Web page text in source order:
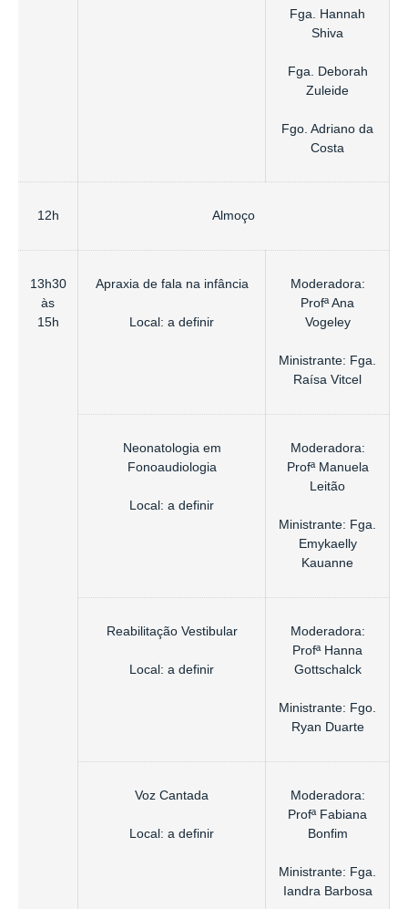
Fga. Hannah
Shiva
Fga. Deborah
Zuleide
Fgo. Adriano da
Costa
12h Almoço
13h30
às
15h
Apraxia de fala na infância
Local: a definir
Moderadora:
Profª Ana
Vogeley
Ministrante: Fga.
Raísa Vitcel
Neonatologia em
Fonoaudiologia
Local: a definir
Moderadora:
Profª Manuela
Leitão
Ministrante: Fga.
Emykaelly
Kauanne
Reabilitação Vestibular
Local: a definir
Moderadora:
Profª Hanna
Gottschalck
Ministrante: Fgo.
Ryan Duarte
Voz Cantada
Local: a definir
Moderadora:
Profª Fabiana
Bonfim
Ministrante: Fga.
Iandra Barbosa